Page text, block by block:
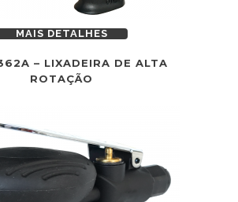
MAIS DETALHES
– LIXADEIRA DE ALTA
ROTAÇÃO